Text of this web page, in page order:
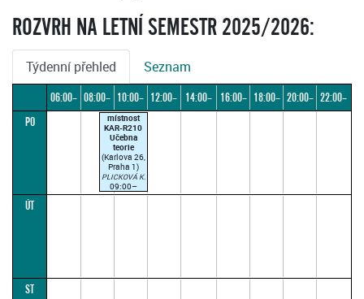
ROZVRH NA LETNÍ SEMESTR 2025/2026:
Týdenní přehled Seznam
06:00– 08:00–
10:00
10:00–
12:00
12:00–
14:00–
16:00– 18:00– 20:00– 22:00–
PO
místnost
KAR-R210
Učebna
teorie
(Karlova 26,
Praha 1)
PLICKOVÁ K.
09:00–
12:00
ÚT
ST